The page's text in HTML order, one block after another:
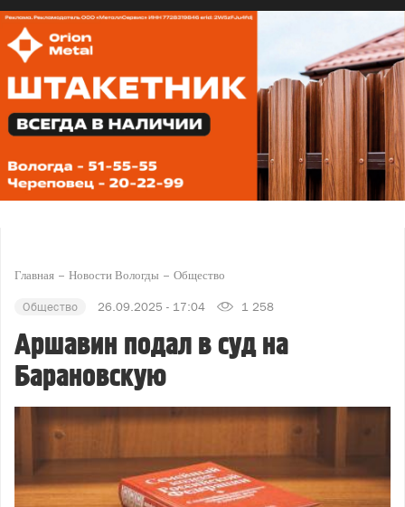
Главная Новости Вологды Общество
Общество 26.09.2025 - 17:04 1 258
Аршавин подал в суд на
Барановскую